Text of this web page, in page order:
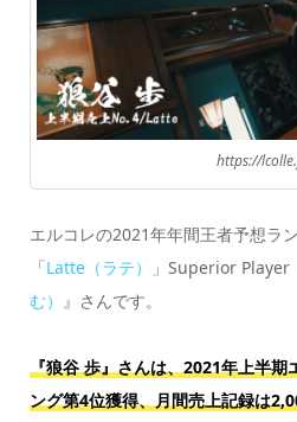
https://
エルコレの2021年年間王者予想ラ
「Latte（ラテ） 」Superior Player
む） 』さんです。
『狼谷 歩』さんは、2021年上半期
ング第4位獲得、月間売上記録は